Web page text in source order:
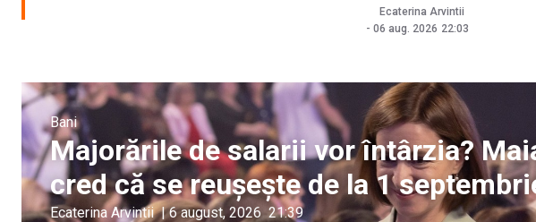
Ecaterina Arvintii
- 06 aug. 2026 22:03
Bani
Majorările de salarii vor întârzia?
cred că se reușește de la 1
Ecaterina Arvintii | 6 august, 2026 21:39